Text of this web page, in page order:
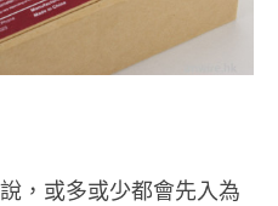
，或多或少都會先入為